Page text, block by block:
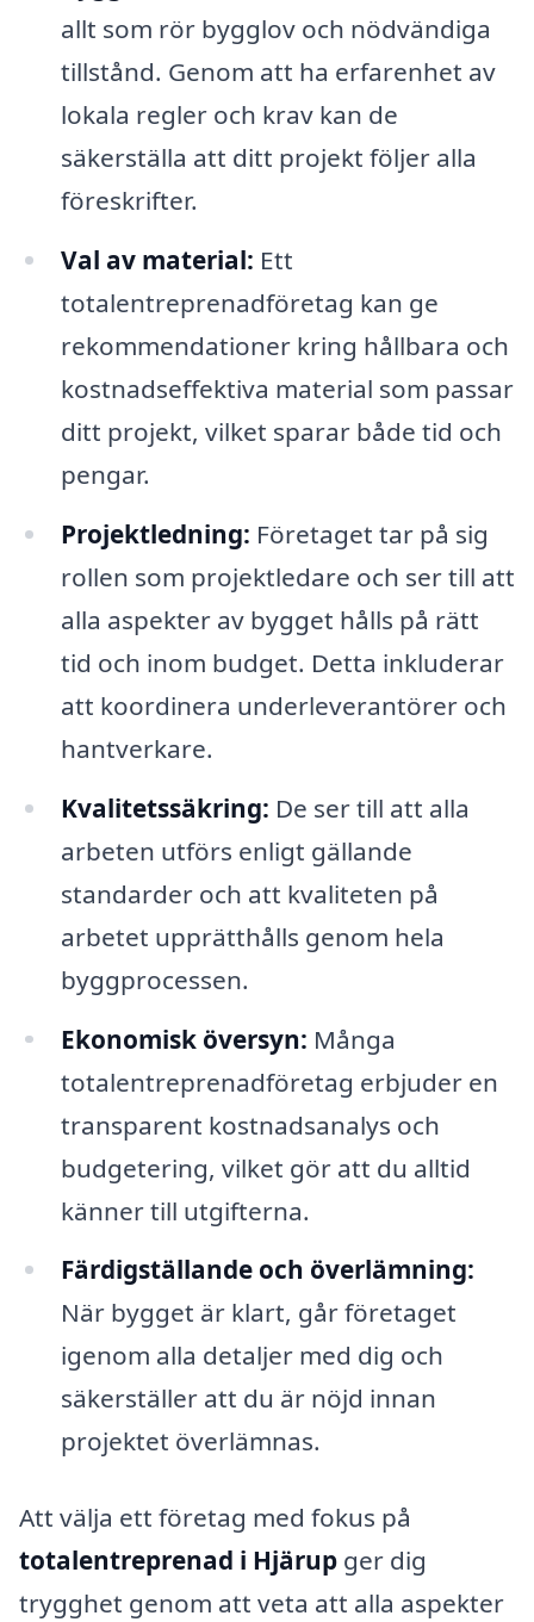
allt som rör bygglov och nödvändiga
tillstånd. Genom att ha erfarenhet av
lokala regler och krav kan de
säkerställa att ditt projekt följer alla
föreskrifter.
Val av material: Ett
totalentreprenadföretag kan ge
rekommendationer kring hållbara och
kostnadseffektiva material som passar
ditt projekt, vilket sparar både tid och
pengar.
Projektledning: Företaget tar på sig
rollen som projektledare och ser till att
alla aspekter av bygget hålls på rätt
tid och inom budget. Detta inkluderar
att koordinera underleverantörer och
hantverkare.
Kvalitetssäkring: De ser till att alla
arbeten utförs enligt gällande
standarder och att kvaliteten på
arbetet upprätthålls genom hela
byggprocessen.
Ekonomisk översyn: Många
totalentreprenadföretag erbjuder en
transparent kostnadsanalys och
budgetering, vilket gör att du alltid
känner till utgifterna.
Färdigställande och överlämning:
När bygget är klart, går företaget
igenom alla detaljer med dig och
säkerställer att du är nöjd innan
projektet överlämnas.
Att välja ett företag med fokus på
totalentreprenad i Hjärup ger dig
trygghet genom att veta att alla aspekter